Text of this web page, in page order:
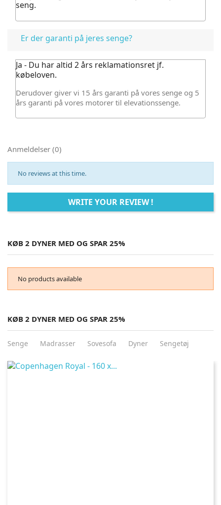
seng.
Er der garanti på jeres senge?
Ja - Du har altid 2 års reklamationsret jf.
købeloven.
Derudover giver vi 15 års garanti på vores senge og 5
års garanti på vores motorer til elevationssenge.
Anmeldelser (0)
No reviews at this time.
WRITE YOUR REVIEW !
KØB 2 DYNER MED OG SPAR 25%
No products available
KØB 2 DYNER MED OG SPAR 25%
Senge Madrasser Sovesofa Dyner Sengetøj